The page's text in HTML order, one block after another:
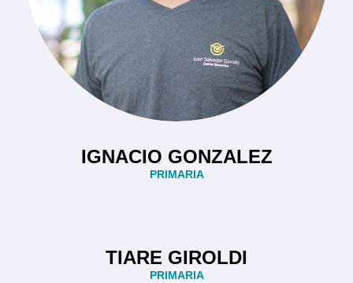
IGNACIO GONZALEZ
PRIMARIA
TIARE GIROLDI
PRIMARIA